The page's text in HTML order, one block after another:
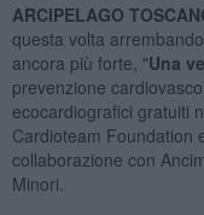
ARCIPELAGO
questa volta
ancora più forte, "Una
prevenzione
ecocardiografici gratuiti
Cardioteam Foundation
collaborazione con
Minori.